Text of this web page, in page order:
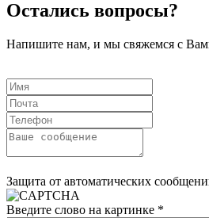
Остались вопросы?
Напишите нам, и мы свяжемся с
Защита от автоматических
Введите слово на картинке *